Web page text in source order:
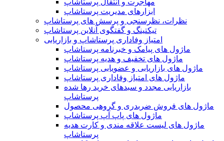
ابزارهای مدیریت پرستاشاپ
نظرات، نظرسنجی و پرسش های پرستاشاپ
تیکتینگ و گفتگوی آنلاین پرستاشاپ
امتیاز وفاداری پرستاشاپ و بازاریابی
ماژول های پیامک و خبرنامه پرستاشاپ
ماژول های تخفیف و هدیه پرستاشاپ
ماژول های بازاریابی و عضویابی پرستاشاپ
ماژول های امتیاز وفاداری پرستاشاپ
بازاریابی مجدد و سبدهای خرید رها شده
پرستاشاپ
ماژول های فروش ضربدری و گروهی محصول
ماژول های پاپ آپ پرستاشاپ
ماژول های لیست علاقه مندی و کارت هدیه
پرستاشاپ